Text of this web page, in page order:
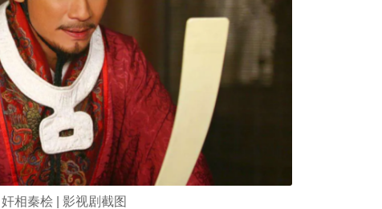
奸相秦桧 | 影视剧截图